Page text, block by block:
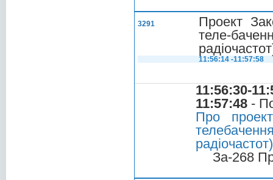
3291
Проект
теле-
11:56:14 -11:57:58
11:56:30-
11:57:48 -
Про
За-268